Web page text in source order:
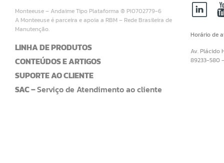
Monteeuse – Andaime Tipo Plataforma ® PI0702779-6
A Monteeuse é parceira e apoia a RBM – Rede Brasileira de
Manutenção.
LINHA DE PRODUTOS
CONTEÚDOS E ARTIGOS
SUPORTE AO CLIENTE
SAC –Serviço de Atendimento ao cliente
Horário de
Av. Plácido
89233-580